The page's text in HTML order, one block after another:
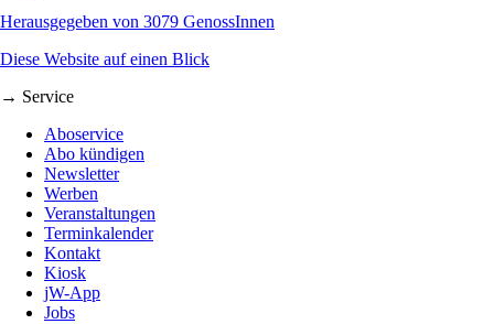
Herausgegeben von 3079 GenossInnen
Diese Website auf einen Blick
→ Service
Aboservice
Abo kündigen
Newsletter
Werben
Veranstaltungen
Terminkalender
Kontakt
Kiosk
jW-App
Jobs